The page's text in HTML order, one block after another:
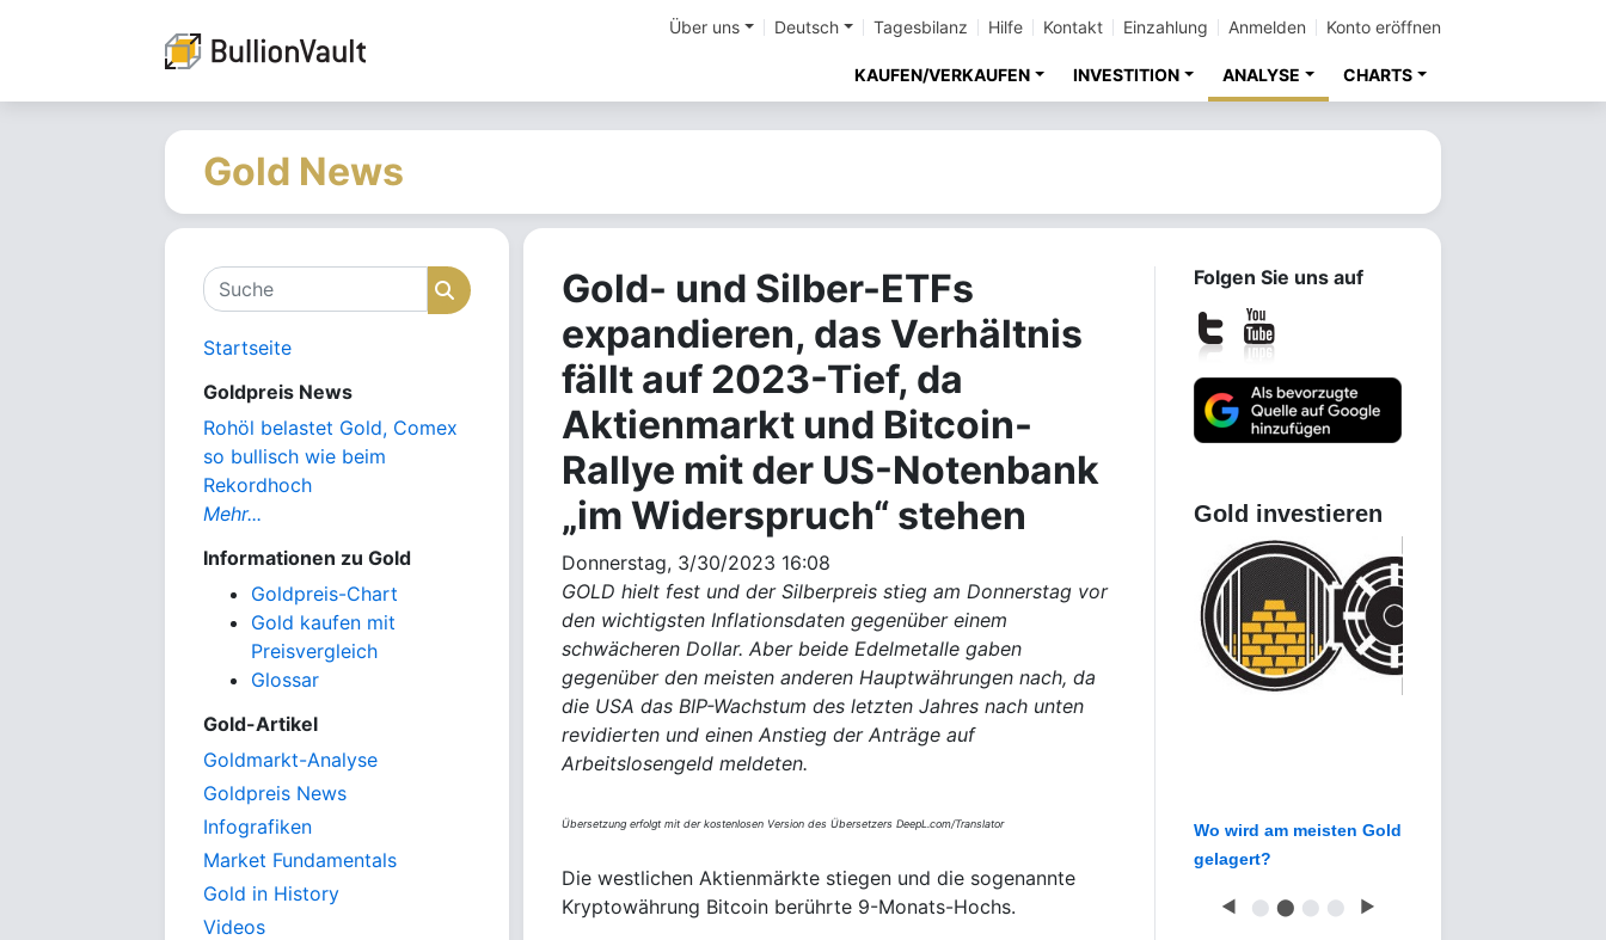
Über uns Deutsch Tagesbilanz Hilfe Kontakt Einzahlung Anmelden Konto eröffnen
KAUFEN/VERKAUFEN INVESTITION ANALYSE CHARTS
Gold News
Suche Suche
Startseite
Goldpreis News
Rohöl belastet Gold, Comex
so bullisch wie beim
Rekordhoch
Mehr...
Informationen zu Gold
Goldpreis-Chart
Gold kaufen mit
Preisvergleich
Glossar
Gold-Artikel
Goldmarkt-Analyse
Goldpreis News
Infografiken
Market Fundamentals
Gold in History
Videos
Gold- und Silber-ETFs
expandieren, das Verhältnis
fällt auf 2023-Tief, da
Aktienmarkt und Bitcoin-
Rallye mit der US-Notenbank
„im Widerspruch“ stehen
Donnerstag, 3/30/2023 16:08
GOLD hielt fest und der Silberpreis stieg am Donnerstag vor
den wichtigsten Inflationsdaten gegenüber einem
schwächeren Dollar. Aber beide Edelmetalle gaben
gegenüber den meisten anderen Hauptwährungen nach, da
die USA das BIP-Wachstum des letzten Jahres nach unten
revidierten und einen Anstieg der Anträge auf
Arbeitslosengeld meldeten.
Übersetzung erfolgt mit der kostenlosen Version des Übersetzers DeepL.com/Translator
Die westlichen Aktienmärkte stiegen und die sogenannte
Kryptowährung Bitcoin berührte 9-Monats-Hochs.
Folgen Sie uns auf
Gold investieren
Wo wird am meisten Gold
gelagert?
◀ ⬤ ⬤ ⬤ ⬤ ▶